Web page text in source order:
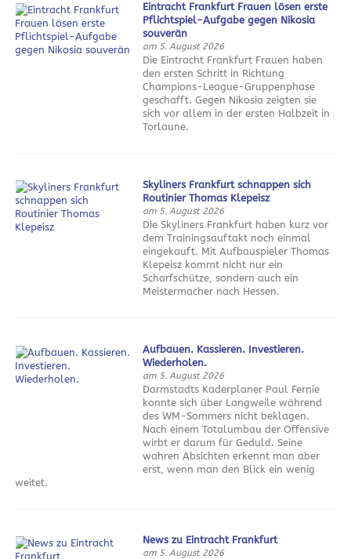
Eintracht Frankfurt Frauen lösen erste
Pflichtspiel-Aufgabe gegen Nikosia
souverän
am 5. August 2026
Die Eintracht Frankfurt Frauen haben
den ersten Schritt in Richtung
Champions-League-Gruppenphase
geschafft. Gegen Nikosia zeigten sie
sich vor allem in der ersten Halbzeit in
Torlaune.
Skyliners Frankfurt schnappen sich
Routinier Thomas Klepeisz
am 5. August 2026
Die Skyliners Frankfurt haben kurz vor
dem Trainingsauftakt noch einmal
eingekauft. Mit Aufbauspieler Thomas
Klepeisz kommt nicht nur ein
Scharfschütze, sondern auch ein
Meistermacher nach Hessen.
Aufbauen. Kassieren. Investieren.
Wiederholen.
am 5. August 2026
Darmstadts Kaderplaner Paul Fernie
konnte sich über Langweile während
des WM-Sommers nicht beklagen.
Nach einem Totalumbau der Offensive
wirbt er darum für Geduld. Seine
wahren Absichten erkennt man aber
erst, wenn man den Blick ein wenig
weitet.
News zu Eintracht Frankfurt
am 5. August 2026